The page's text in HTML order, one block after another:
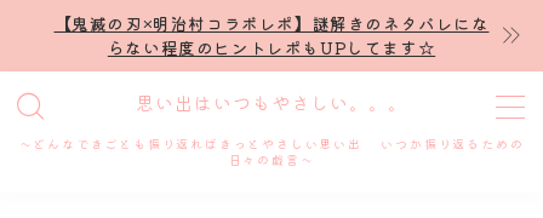
【鬼滅の刃×明治村コラボレポ】謎解きのネタバレにな
らない程度のヒントレポもUPしてます☆
思い出はいつもやさしい。。。
～どんなできごとも振り返ればきっとやさしい思い出 いつか振り返るための
日々の戯言～
MENU